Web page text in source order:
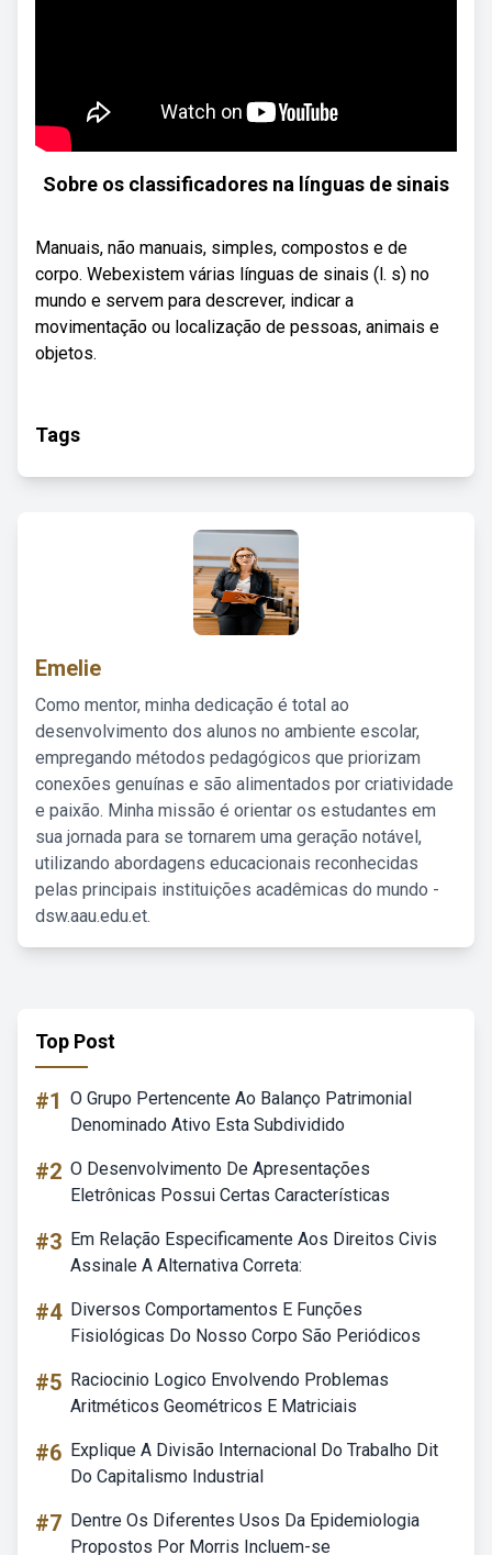
Sobre os classificadores na línguas de sinais
Manuais, não manuais, simples, compostos e de
corpo. Webexistem várias línguas de sinais (l. s) no
mundo e servem para descrever, indicar a
movimentação ou localização de pessoas, animais e
objetos.
Tags
Emelie
Como mentor, minha dedicação é total ao
desenvolvimento dos alunos no ambiente escolar,
empregando métodos pedagógicos que priorizam
conexões genuínas e são alimentados por criatividade
e paixão. Minha missão é orientar os estudantes em
sua jornada para se tornarem uma geração notável,
utilizando abordagens educacionais reconhecidas
pelas principais instituições acadêmicas do mundo -
dsw.aau.edu.et.
Top Post
#1 O Grupo Pertencente Ao Balanço Patrimonial
Denominado Ativo Esta Subdividido
#2 O Desenvolvimento De Apresentações
Eletrônicas Possui Certas Características
#3 Em Relação Especificamente Aos Direitos Civis
Assinale A Alternativa Correta:
#4 Diversos Comportamentos E Funções
Fisiológicas Do Nosso Corpo São Periódicos
#5 Raciocinio Logico Envolvendo Problemas
Aritméticos Geométricos E Matriciais
#6 Explique A Divisão Internacional Do Trabalho Dit
Do Capitalismo Industrial
#7 Dentre Os Diferentes Usos Da Epidemiologia
Propostos Por Morris Incluem-se